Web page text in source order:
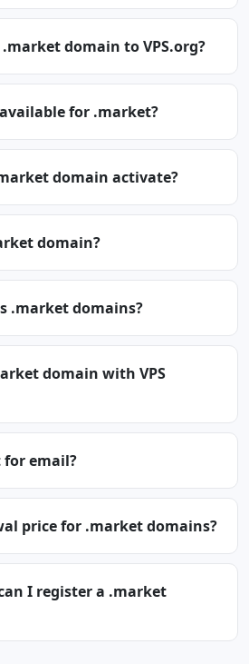
domain to VPS.org?
for .market?
domain activate?
domain?
.market domains?
domain with VPS
for email?
price for .market domains?
I register a .market